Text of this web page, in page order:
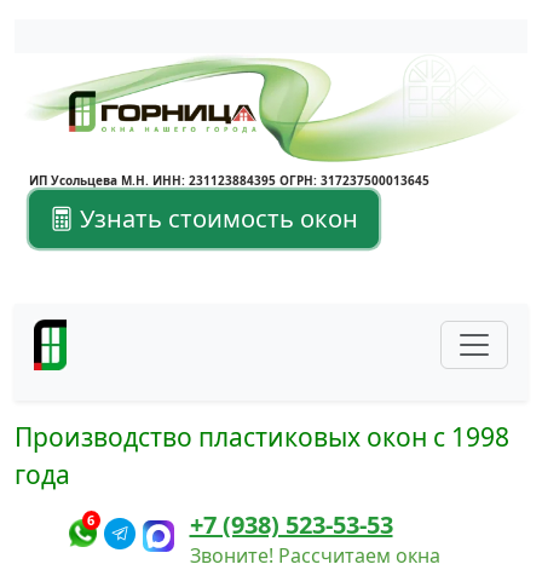
Написать в Max
Написать в Telegram
ИП Усольцева М.Н. ИНН: 231123884395 ОГРН: 317237500013645
Узнать стоимость окон
Производство пластиковых окон с 1998
года
6 +7 (938) 523-53-53
Звоните! Рассчитаем окна